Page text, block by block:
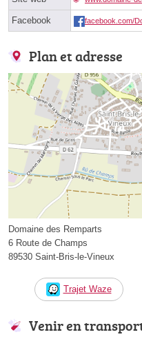
Facebook facebook.com/
Plan et adresse
Domaine des Remparts
6 Route de Champs
89530 Saint-Bris-le-Vineux
Trajet Waze
Venir en